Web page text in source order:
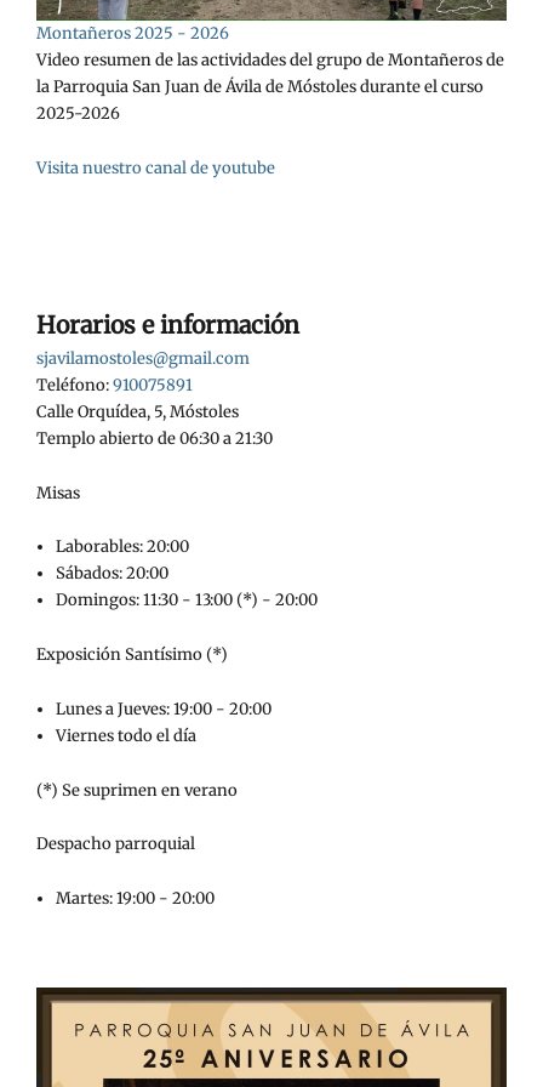
Montañeros 2025 - 2026
Video resumen de las actividades del grupo de Montañeros de
la Parroquia San Juan de Ávila de Móstoles durante el curso
2025-2026
Visita nuestro canal de youtube
Horarios e información
sjavilamostoles@gmail.com
Teléfono:910075891
Calle Orquídea, 5, Móstoles
Templo abierto de 06:30 a 21:30
Misas
Laborables: 20:00
Sábados: 20:00
Domingos: 11:30 - 13:00 (*) - 20:00
Exposición Santísimo (*)
Lunes a Jueves: 19:00 - 20:00
Viernes todo el día
(*) Se suprimen en verano
Despacho parroquial
Martes: 19:00 - 20:00